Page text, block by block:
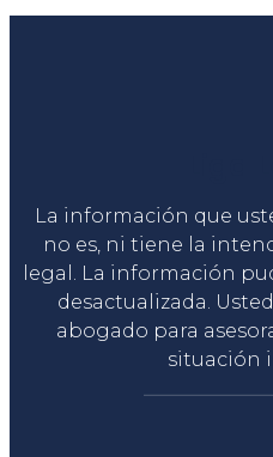
La información que
no es, ni tiene la
legal. La información
desactualizada.
abogado para
situación